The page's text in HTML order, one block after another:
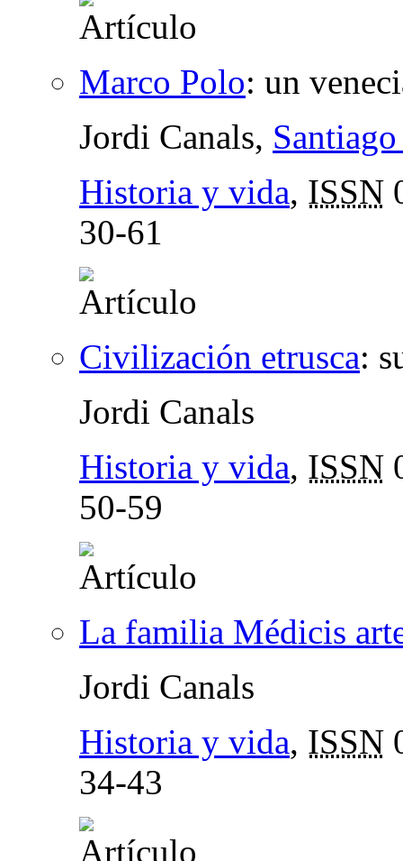
Marco Polo: un
Jordi Canals,
Historia y vida, ISSN
30-61
Civilización etrusca:
Jordi Canals
Historia y vida, ISSN
50-59
La familia Médicis
Jordi Canals
Historia y vida, ISSN
34-43